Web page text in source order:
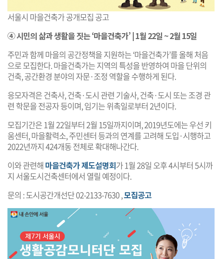
서울시 마을건축가 공개모집 공고
④ 시민의 삶과 생활을 짓는 ‘마을건축가’ | 1월 22일 ~ 2월 15일
주민과 함께 마을의 공간정책을 지원하는 ‘마을건축가’를 올해 처음
으로 모집한다. 마을건축가는 지역의 특성을 반영하여 마을 단위의
건축, 공간환경 분야의 자문·조정 역할을 수행하게 된다.
응모자격은 건축사, 건축·도시 관련 기술사, 건축·도시 또는 조경 관
련 학문을 전공자 등이며, 임기는 위촉일로부터 2년이다.
모집기간은 1월 22일부터 2월 15일까지이며, 2019년도에는 우선 키
움센터, 마을활력소, 주민센터 등과의 연계를 고려해 도입·시행하고
2022년까지 424개동 전체로 확대해나간다.
이와 관련해 마을건축가 제도설명회가 1월 28일 오후 4시부터 5시까
지 서울도시건축센터에서 열릴 예정이다.
문의 : 도시공간개선단 02-2133-7630 ,모집공고